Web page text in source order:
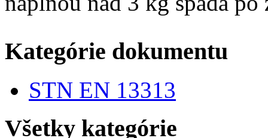
Kategórie dokumentu
STN EN 13313
Všetky kategórie